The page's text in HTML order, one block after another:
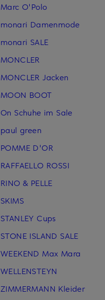
Marc O'Polo
monari Damenmode
monari SALE
MONCLER
MONCLER Jacken
MOON BOOT
On Schuhe im Sale
paul green
POMME D'OR
RAFFAELLO ROSSI
RINO & PELLE
SKIMS
STANLEY Cups
STONE ISLAND SALE
WEEKEND Max Mara
WELLENSTEYN
ZIMMERMANN Kleider